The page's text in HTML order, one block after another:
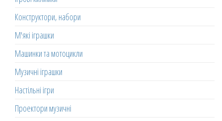
Конструктори, набори
М'які іграшки
Машинки та мотоцикли
Музичні іграшки
Настільні ігри
Проектори музичні